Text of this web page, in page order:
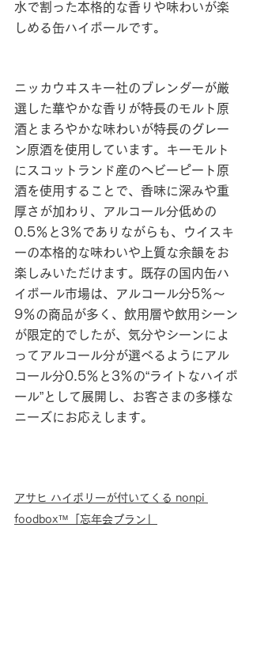
水で割った本格的な香りや味わいが楽
しめる缶ハイボールです。
ニッカウヰスキー社のブレンダーが厳
選した華やかな香りが特長のモルト原
酒とまろやかな味わいが特長のグレー
ン原酒を使用しています。キーモルト
にスコットランド産のヘビーピート原
酒を使用することで、香味に深みや重
厚さが加わり、アルコール分低めの
0.5％と3％でありながらも、ウイスキ
ーの本格的な味わいや上質な余韻をお
楽しみいただけます。既存の国内缶ハ
イボール市場は、アルコール分5％～
9％の商品が多く、飲用層や飲用シーン
が限定的でしたが、気分やシーンによ
ってアルコール分が選べるようにアル
コール分0.5％と3％の“ライトなハイボ
ール”として展開し、お客さまの多様な
ニーズにお応えします。
アサヒ ハイボリーが付いてくる nonpi
foodbox™「忘年会プラン」